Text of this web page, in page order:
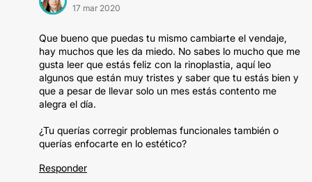
17 mar 2020
Que bueno que puedas tu mismo cambiarte el vendaje,
hay muchos que les da miedo. No sabes lo mucho que me
gusta leer que estás feliz con la rinoplastia, aquí leo
algunos que están muy tristes y saber que tu estás bien y
que a pesar de llevar solo un mes estás contento me
alegra el día.
¿Tu querías corregir problemas funcionales también o
querías enfocarte en lo estético?
Responder